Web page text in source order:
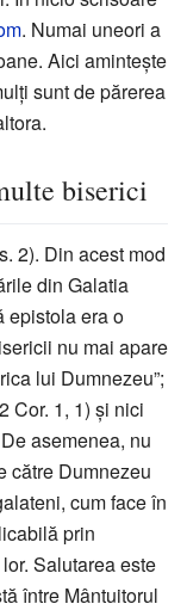
. Numai uneori a
Aici amintește
sunt de părerea
biserici
2). Din acest mod
din Galatia
epistola era o
nu mai apare
lui Dumnezeu”;
Cor. 1, 1) și nici
asemenea, nu
către Dumnezeu
cum face în
prin
Salutarea este
între Mântuitorul